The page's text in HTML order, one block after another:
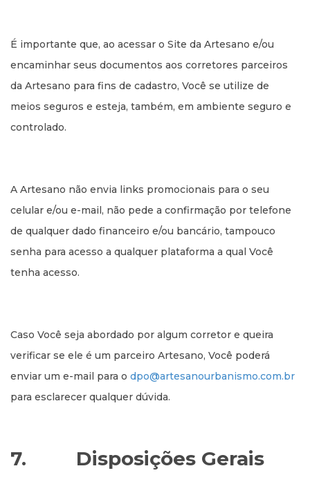
É importante que, ao acessar o Site da Artesano e/ou
encaminhar seus documentos aos corretores parceiros
da Artesano para fins de cadastro, Você se utilize de
meios seguros e esteja, também, em ambiente seguro e
controlado.
A Artesano não envia links promocionais para o seu
celular e/ou e-mail, não pede a confirmação por telefone
de qualquer dado financeiro e/ou bancário, tampouco
senha para acesso a qualquer plataforma a qual Você
tenha acesso.
Caso Você seja abordado por algum corretor e queira
verificar se ele é um parceiro Artesano, Você poderá
enviar um e-mail para o dpo@artesanourbanismo.com.br
para esclarecer qualquer dúvida.
7. Disposições Gerais